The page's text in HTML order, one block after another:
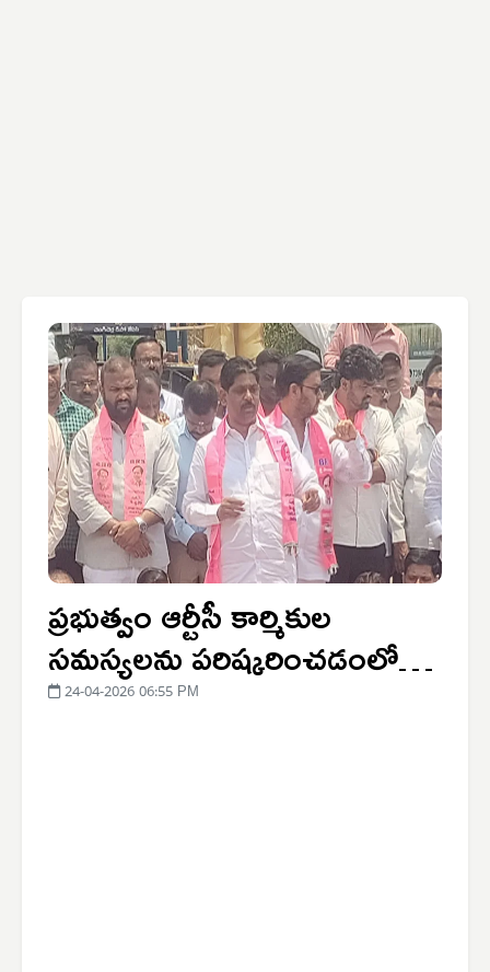
ప్రభుత్వం ఆర్టీసీ కార్మికుల
సమస్యలను పరిష్కరించడంలో
నిర్లక్ష్యం చేస్తుంది
24-04-2026 06:55 PM